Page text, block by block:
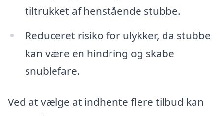
tiltrukket af henstående stubbe.
Reduceret risiko for ulykker, da stubbe
kan være en hindring og skabe
snublefare.
Ved at vælge at indhente flere tilbud kan